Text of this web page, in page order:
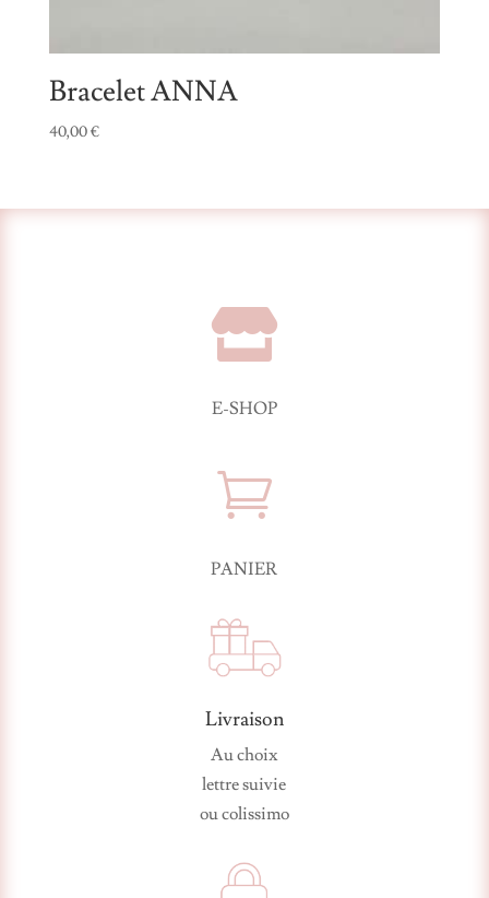
Bracelet ANNA
40,00€

E-SHOP

PANIER
Livraison
Au choix
lettre suivie
ou colissimo